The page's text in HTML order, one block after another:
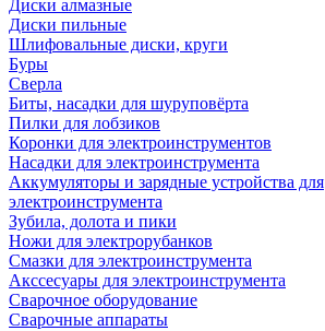
Диски алмазные
Диски пильные
Шлифовальные диски, круги
Буры
Сверла
Биты, насадки для шуруповёрта
Пилки для лобзиков
Коронки для электроинструментов
Насадки для электроинструмента
Аккумуляторы и зарядные устройства для
электроинструмента
Зубила, долота и пики
Ножи для электрорубанков
Смазки для электроинструмента
Акссесуары для электроинструмента
Сварочное оборудование
Сварочные аппараты